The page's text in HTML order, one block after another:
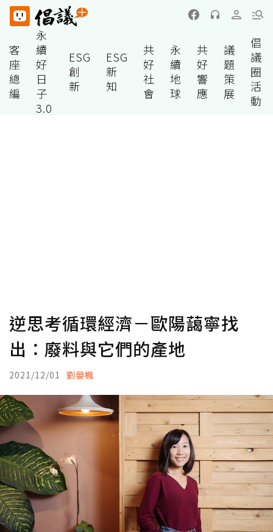
客
座
總
編
永
續
好
日
子
3.0
ESG
創
新
ESG
新
知
共
好
社
會
永
續
地
球
共
好
響
應
議
題
策
展
倡
議
圈
活
動
逆思考循環經濟－歐陽藹寧找
出：廢料與它們的產地
2021/12/01 劉嫈楓